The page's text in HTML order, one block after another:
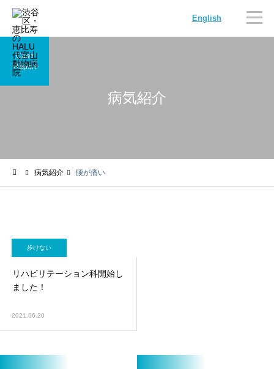
English
画像診断科
病気紹介
Case
Report
病気紹介 腰が痛い
歩けない
リハビリテーション科開始し
ました！
2021.06.20